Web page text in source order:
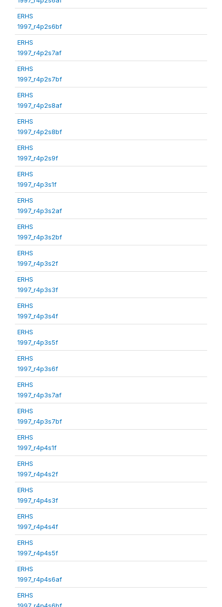
ERHS
1997_r4p2s6bf
ERHS
1997_r4p2s7af
ERHS
1997_r4p2s7bf
ERHS
1997_r4p2s8af
ERHS
1997_r4p2s8bf
ERHS
1997_r4p2s9f
ERHS
1997_r4p3s1f
ERHS
1997_r4p3s2af
ERHS
1997_r4p3s2bf
ERHS
1997_r4p3s2f
ERHS
1997_r4p3s3f
ERHS
1997_r4p3s4f
ERHS
1997_r4p3s5f
ERHS
1997_r4p3s6f
ERHS
1997_r4p3s7af
ERHS
1997_r4p3s7bf
ERHS
1997_r4p4s1f
ERHS
1997_r4p4s2f
ERHS
1997_r4p4s3f
ERHS
1997_r4p4s4f
ERHS
1997_r4p4s5f
ERHS
1997_r4p4s6af
ERHS
1997_r4p4s6bf